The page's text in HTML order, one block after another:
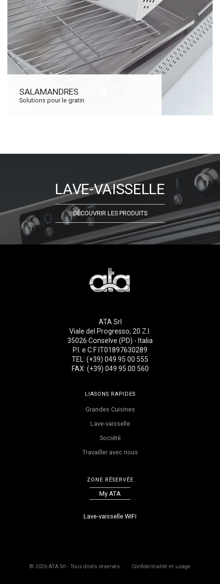
SALAMANDRES
Solutions pour le gratin
LAVE-VAISSELLE
DÉCOUVRIR LES PRODUITS
ATA Srl
Viale del Progresso, 20 Z.I.
35026 Conselve (PD) - Italia
P.I. e C.F IT01897630289
TEL: (+39) 049 95 00 555
FAX: (+39) 049 95 00 560
LIASONS RAPIDES
Grandes Cuisines
Lave-vaisselle
Société
Travailler avec nous
ZONE RÉSERVÉE
My ATA
Lave-vaisselle WiFi
©2026 ATA Srl - Tous droits réservés Confidentialité et usage